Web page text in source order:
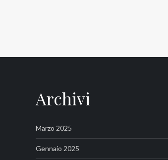
Archivi
Marzo 2025
Gennaio 2025